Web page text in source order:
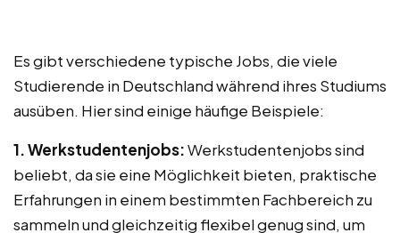
Es gibt verschiedene typische Jobs, die viele
Studierende in Deutschland während ihres Studiums
ausüben. Hier sind einige häufige Beispiele:
1. Werkstudentenjobs:Werkstudentenjobs sind
beliebt, da sie eine Möglichkeit bieten, praktische
Erfahrungen in einem bestimmten Fachbereich zu
sammeln und gleichzeitig flexibel genug sind, um